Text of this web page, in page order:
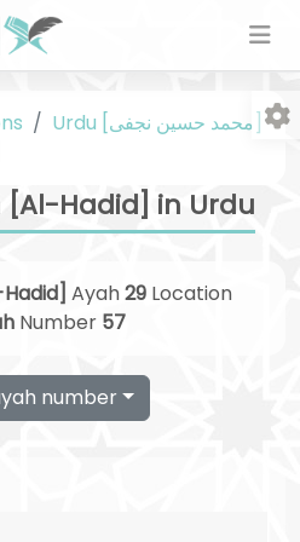
[Al-Hadid] in Urdu
Ayah29 Location
Number 57
number